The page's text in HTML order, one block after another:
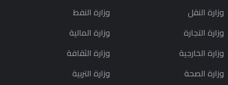
وزارة النقل
وزارة النفط
وزارة التجارة
وزارة المالية
وزارة الخارجية
وزارة الثقافة
وزارة الصحة
وزارة التربية